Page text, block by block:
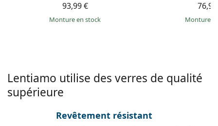
93,99 €
Monture en stock Monture
Lentiamo utilise des verres de qualité
supérieure
Revêtement résistant